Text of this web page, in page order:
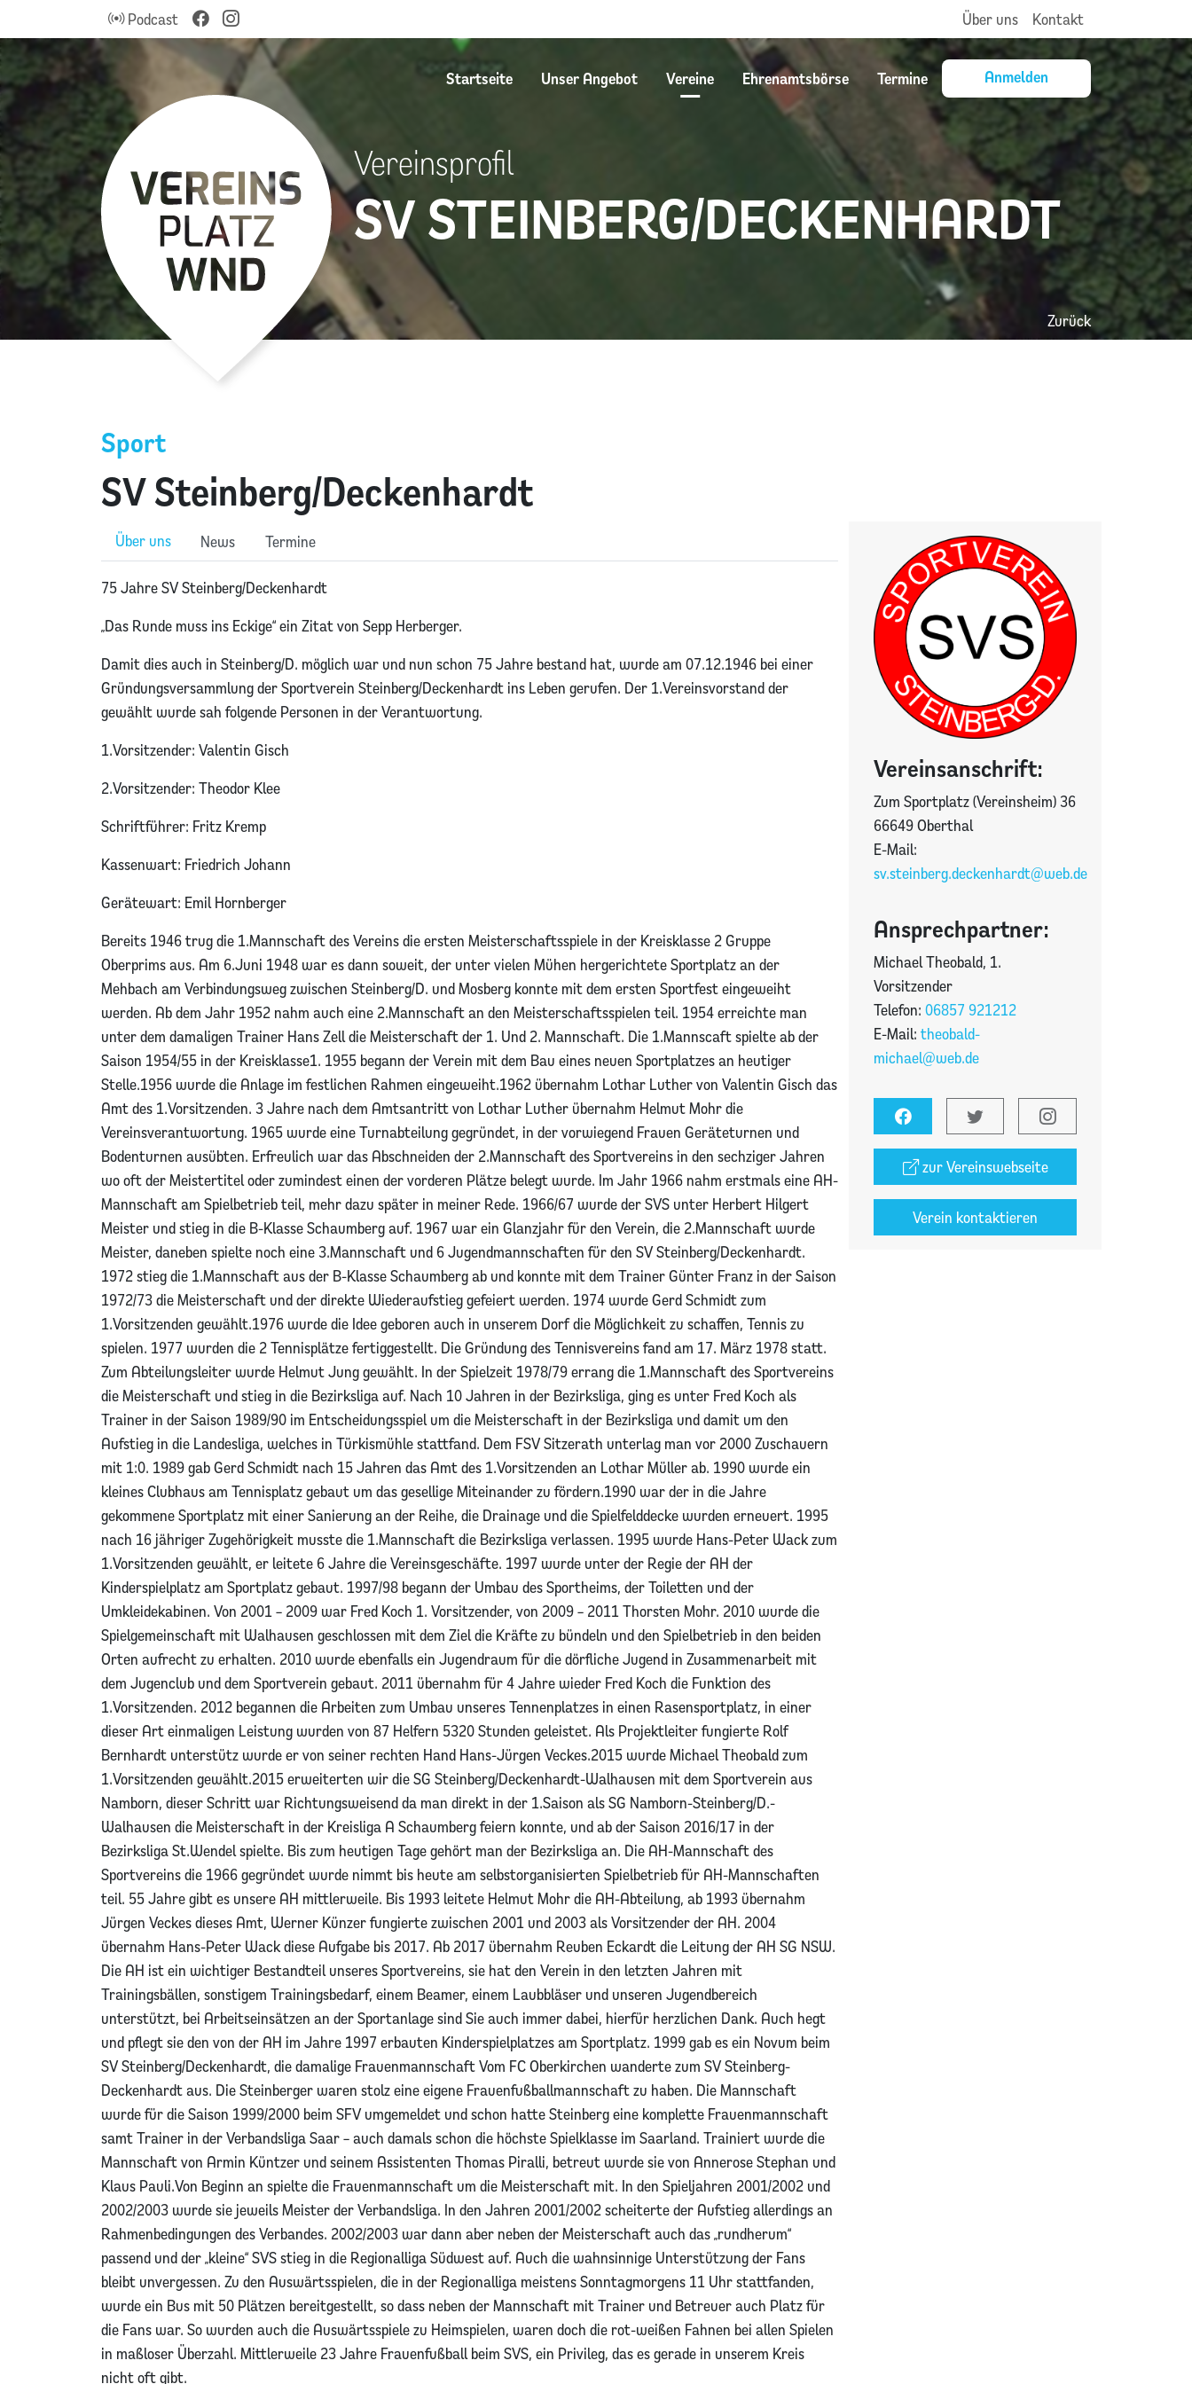
Podcast Über uns Kontakt
Startseite Unser Angebot Vereine Ehrenamtsbörse Termine Anmelden
SV STEINBERG/DECKENHARDT
Vereinsprofil
Zurück
SV Steinberg/Deckenhardt
Sport
Über uns News Termine
75 Jahre SV Steinberg/Deckenhardt
„Das Runde muss ins Eckige“ ein Zitat von Sepp Herberger.
Damit dies auch in Steinberg/D. möglich war und nun schon 75 Jahre bestand hat, wurde am 07.12.1946 bei einer
Gründungsversammlung der Sportverein Steinberg/Deckenhardt ins Leben gerufen. Der 1.Vereinsvorstand der
gewählt wurde sah folgende Personen in der Verantwortung.
1.Vorsitzender: Valentin Gisch
2.Vorsitzender: Theodor Klee
Schriftführer: Fritz Kremp
Kassenwart: Friedrich Johann
Gerätewart: Emil Hornberger
Bereits 1946 trug die 1.Mannschaft des Vereins die ersten Meisterschaftsspiele in der Kreisklasse 2 Gruppe
Oberprims aus. Am 6.Juni 1948 war es dann soweit, der unter vielen Mühen hergerichtete Sportplatz an der
Mehbach am Verbindungsweg zwischen Steinberg/D. und Mosberg konnte mit dem ersten Sportfest eingeweiht
werden. Ab dem Jahr 1952 nahm auch eine 2.Mannschaft an den Meisterschaftsspielen teil. 1954 erreichte man
unter dem damaligen Trainer Hans Zell die Meisterschaft der 1. Und 2. Mannschaft. Die 1.Mannscaft spielte ab der
Saison 1954/55 in der Kreisklasse1. 1955 begann der Verein mit dem Bau eines neuen Sportplatzes an heutiger
Stelle.1956 wurde die Anlage im festlichen Rahmen eingeweiht.1962 übernahm Lothar Luther von Valentin Gisch das
Amt des 1.Vorsitzenden. 3 Jahre nach dem Amtsantritt von Lothar Luther übernahm Helmut Mohr die
Vereinsverantwortung. 1965 wurde eine Turnabteilung gegründet, in der vorwiegend Frauen Geräteturnen und
Bodenturnen ausübten. Erfreulich war das Abschneiden der 2.Mannschaft des Sportvereins in den sechziger Jahren
wo oft der Meistertitel oder zumindest einen der vorderen Plätze belegt wurde. Im Jahr 1966 nahm erstmals eine AH-
Mannschaft am Spielbetrieb teil, mehr dazu später in meiner Rede. 1966/67 wurde der SVS unter Herbert Hilgert
Meister und stieg in die B-Klasse Schaumberg auf. 1967 war ein Glanzjahr für den Verein, die 2.Mannschaft wurde
Meister, daneben spielte noch eine 3.Mannschaft und 6 Jugendmannschaften für den SV Steinberg/Deckenhardt.
1972 stieg die 1.Mannschaft aus der B-Klasse Schaumberg ab und konnte mit dem Trainer Günter Franz in der Saison
1972/73 die Meisterschaft und der direkte Wiederaufstieg gefeiert werden. 1974 wurde Gerd Schmidt zum
1.Vorsitzenden gewählt.1976 wurde die Idee geboren auch in unserem Dorf die Möglichkeit zu schaffen, Tennis zu
spielen. 1977 wurden die 2 Tennisplätze fertiggestellt. Die Gründung des Tennisvereins fand am 17. März 1978 statt.
Zum Abteilungsleiter wurde Helmut Jung gewählt. In der Spielzeit 1978/79 errang die 1.Mannschaft des Sportvereins
die Meisterschaft und stieg in die Bezirksliga auf. Nach 10 Jahren in der Bezirksliga, ging es unter Fred Koch als
Trainer in der Saison 1989/90 im Entscheidungsspiel um die Meisterschaft in der Bezirksliga und damit um den
Aufstieg in die Landesliga, welches in Türkismühle stattfand. Dem FSV Sitzerath unterlag man vor 2000 Zuschauern
mit 1:0. 1989 gab Gerd Schmidt nach 15 Jahren das Amt des 1.Vorsitzenden an Lothar Müller ab. 1990 wurde ein
kleines Clubhaus am Tennisplatz gebaut um das gesellige Miteinander zu fördern.1990 war der in die Jahre
gekommene Sportplatz mit einer Sanierung an der Reihe, die Drainage und die Spielfelddecke wurden erneuert. 1995
nach 16 jähriger Zugehörigkeit musste die 1.Mannschaft die Bezirksliga verlassen. 1995 wurde Hans-Peter Wack zum
1.Vorsitzenden gewählt, er leitete 6 Jahre die Vereinsgeschäfte. 1997 wurde unter der Regie der AH der
Kinderspielplatz am Sportplatz gebaut. 1997/98 begann der Umbau des Sportheims, der Toiletten und der
Umkleidekabinen. Von 2001 – 2009 war Fred Koch 1. Vorsitzender, von 2009 – 2011 Thorsten Mohr. 2010 wurde die
Spielgemeinschaft mit Walhausen geschlossen mit dem Ziel die Kräfte zu bündeln und den Spielbetrieb in den beiden
Orten aufrecht zu erhalten. 2010 wurde ebenfalls ein Jugendraum für die dörfliche Jugend in Zusammenarbeit mit
dem Jugenclub und dem Sportverein gebaut. 2011 übernahm für 4 Jahre wieder Fred Koch die Funktion des
1.Vorsitzenden. 2012 begannen die Arbeiten zum Umbau unseres Tennenplatzes in einen Rasensportplatz, in einer
dieser Art einmaligen Leistung wurden von 87 Helfern 5320 Stunden geleistet. Als Projektleiter fungierte Rolf
Bernhardt unterstütz wurde er von seiner rechten Hand Hans-Jürgen Veckes.2015 wurde Michael Theobald zum
1.Vorsitzenden gewählt.2015 erweiterten wir die SG Steinberg/Deckenhardt-Walhausen mit dem Sportverein aus
Namborn, dieser Schritt war Richtungsweisend da man direkt in der 1.Saison als SG Namborn-Steinberg/D.-
Walhausen die Meisterschaft in der Kreisliga A Schaumberg feiern konnte, und ab der Saison 2016/17 in der
Bezirksliga St.Wendel spielte. Bis zum heutigen Tage gehört man der Bezirksliga an. Die AH-Mannschaft des
Sportvereins die 1966 gegründet wurde nimmt bis heute am selbstorganisierten Spielbetrieb für AH-Mannschaften
teil. 55 Jahre gibt es unsere AH mittlerweile. Bis 1993 leitete Helmut Mohr die AH-Abteilung, ab 1993 übernahm
Jürgen Veckes dieses Amt, Werner Künzer fungierte zwischen 2001 und 2003 als Vorsitzender der AH. 2004
übernahm Hans-Peter Wack diese Aufgabe bis 2017. Ab 2017 übernahm Reuben Eckardt die Leitung der AH SG NSW.
Die AH ist ein wichtiger Bestandteil unseres Sportvereins, sie hat den Verein in den letzten Jahren mit
Trainingsbällen, sonstigem Trainingsbedarf, einem Beamer, einem Laubbläser und unseren Jugendbereich
unterstützt, bei Arbeitseinsätzen an der Sportanlage sind Sie auch immer dabei, hierfür herzlichen Dank. Auch hegt
und pflegt sie den von der AH im Jahre 1997 erbauten Kinderspielplatzes am Sportplatz. 1999 gab es ein Novum beim
SV Steinberg/Deckenhardt, die damalige Frauenmannschaft Vom FC Oberkirchen wanderte zum SV Steinberg-
Deckenhardt aus. Die Steinberger waren stolz eine eigene Frauenfußballmannschaft zu haben. Die Mannschaft
wurde für die Saison 1999/2000 beim SFV umgemeldet und schon hatte Steinberg eine komplette Frauenmannschaft
samt Trainer in der Verbandsliga Saar – auch damals schon die höchste Spielklasse im Saarland. Trainiert wurde die
Mannschaft von Armin Küntzer und seinem Assistenten Thomas Piralli, betreut wurde sie von Annerose Stephan und
Klaus Pauli.Von Beginn an spielte die Frauenmannschaft um die Meisterschaft mit. In den Spieljahren 2001/2002 und
2002/2003 wurde sie jeweils Meister der Verbandsliga. In den Jahren 2001/2002 scheiterte der Aufstieg allerdings an
Rahmenbedingungen des Verbandes. 2002/2003 war dann aber neben der Meisterschaft auch das „rundherum“
passend und der „kleine“ SVS stieg in die Regionalliga Südwest auf. Auch die wahnsinnige Unterstützung der Fans
bleibt unvergessen. Zu den Auswärtsspielen, die in der Regionalliga meistens Sonntagmorgens 11 Uhr stattfanden,
wurde ein Bus mit 50 Plätzen bereitgestellt, so dass neben der Mannschaft mit Trainer und Betreuer auch Platz für
die Fans war. So wurden auch die Auswärtsspiele zu Heimspielen, waren doch die rot-weißen Fahnen bei allen Spielen
in maßloser Überzahl. Mittlerweile 23 Jahre Frauenfußball beim SVS, ein Privileg, das es gerade in unserem Kreis
nicht oft gibt.
Vereinsanschrift:
Zum Sportplatz (Vereinsheim) 36
66649 Oberthal
E-Mail:
sv.steinberg.deckenhardt@web.de
Ansprechpartner:
Michael Theobald, 1.
Vorsitzender
Telefon: 06857 921212
E-Mail: theobald-
michael@web.de
zur Vereinswebseite
Verein kontaktieren